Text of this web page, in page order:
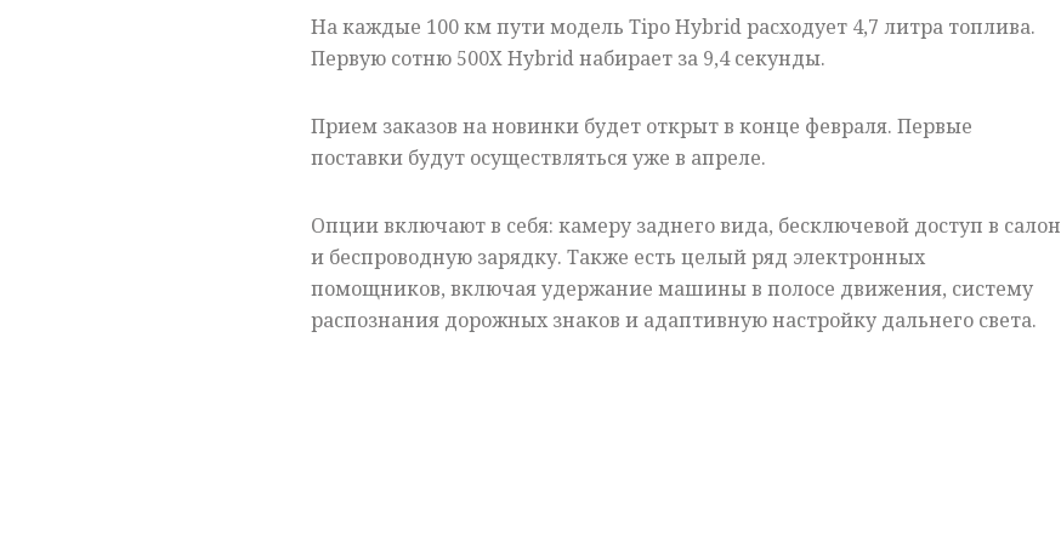
На каждые 100 км пути модель Tipo Hybrid расходует 4,7 литра топлива.
Первую сотню 500X Hybrid набирает за 9,4 секунды.
Прием заказов на новинки будет открыт в конце февраля. Первые
поставки будут осуществляться уже в апреле.
Опции включают в себя: камеру заднего вида, бесключевой доступ в салон
и беспроводную зарядку. Также есть целый ряд электронных
помощников, включая удержание машины в полосе движения, систему
распознания дорожных знаков и адаптивную настройку дальнего света.